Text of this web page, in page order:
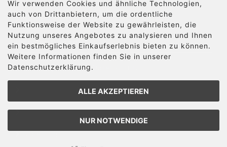
Cookie Einstellungen
Informationen
Privatsphäre und Datenschutz
Impressum
Wir verwenden Cookies und ähnliche Technologien,
auch von Drittanbietern, um die ordentliche
Funktionsweise der Website zu gewährleisten, die
Nutzung unseres Angebotes zu analysieren und Ihnen
ein bestmögliches Einkaufserlebnis bieten zu können.
Weitere Informationen finden Sie in unserer
Datenschutzerklärung.
ALLE AKZEPTIEREN
NUR NOTWENDIGE